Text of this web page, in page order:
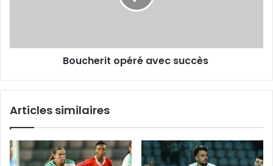
Boucherit opéré avec succès
Articles similaires